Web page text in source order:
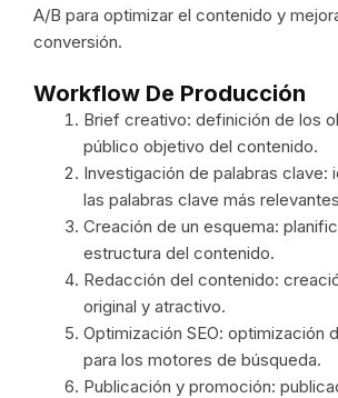
A/B para optimizar el contenido y
conversión.
Workflow De Producción
Brief creativo: definición de los
público objetivo del contenido.
Investigación de palabras clave:
las palabras clave más
Creación de un esquema:
estructura del contenido.
Redacción del contenido:
original y atractivo.
Optimización SEO: optimización
para los motores de búsqueda.
Publicación y promoción: